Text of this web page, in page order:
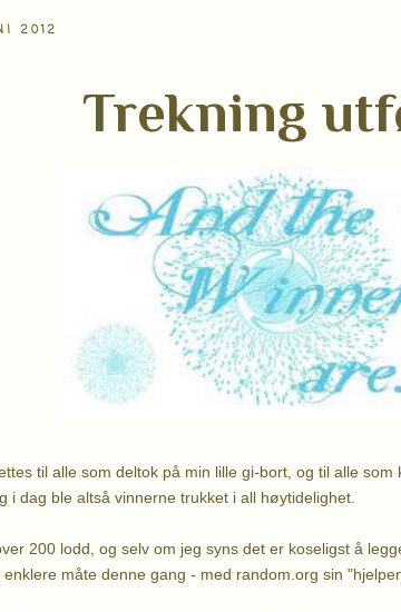
2012
Trekning
til alle som deltok på min lille gi-bort, og til alle
i dag ble altså vinnerne trukket i all høytidelighet.
200 lodd, og selv om jeg syns det er koseligst å
måte denne gang - med random.org sin